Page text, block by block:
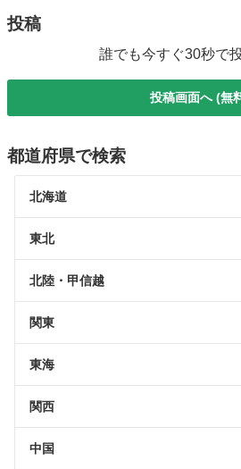
投稿
誰でも今すぐ30秒で
投稿画面へ (無
都道府県で検索
北海道
東北
北陸・甲信越
関東
東海
関西
中国